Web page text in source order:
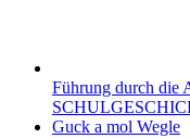
Führung durch die
Nächster
Guck a mol Wegle